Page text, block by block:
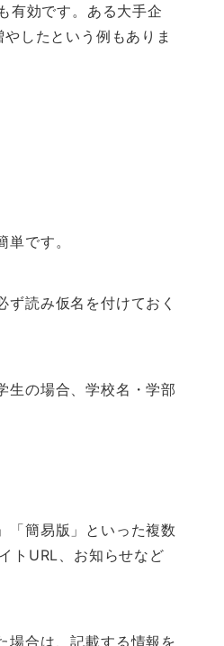
有効です。ある大手企
したという例もありま
です。
読み仮名を付けておく
生の場合、学校名・学部
「簡易版」といった複数
トURL、お知らせなど
場合は、記載する情報を